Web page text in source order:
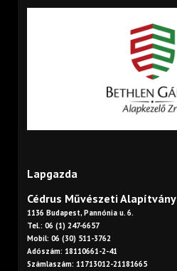
Lapgazda
Cédrus Művészeti Alapítvány
1136 Budapest, Pannónia u. 6.
Tel.: 06 (1) 247-6657
Mobil: 06 (30) 511-3762
Adószám: 18110661-2-41
Számlaszám: 11713012-21181665